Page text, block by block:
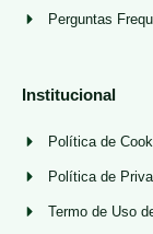
Perguntas
Institucional
Política de
Política de
Termo de Uso